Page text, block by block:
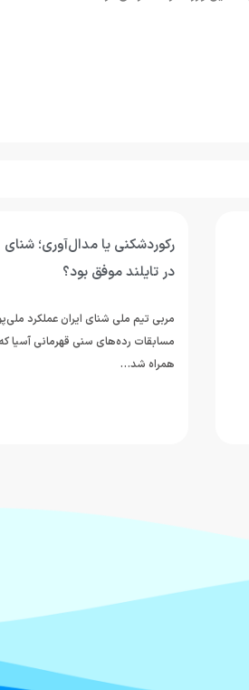
رکوردشکنی یا مدال‌آوری؛ شنای
در تایلند موفق بود؟
مربی تیم ملی شنای ایران عملکرد
همراه شد…